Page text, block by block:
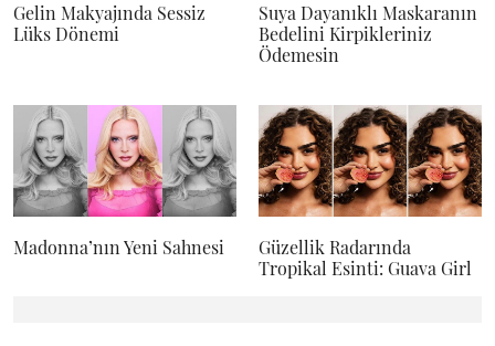
Gelin Makyajında Sessiz
Lüks Dönemi
Suya Dayanıklı Maskaranın
Bedelini Kirpikleriniz
Ödemesin
Madonna’nın Yeni Sahnesi
Güzellik Radarında
Tropikal Esinti: Guava Girl